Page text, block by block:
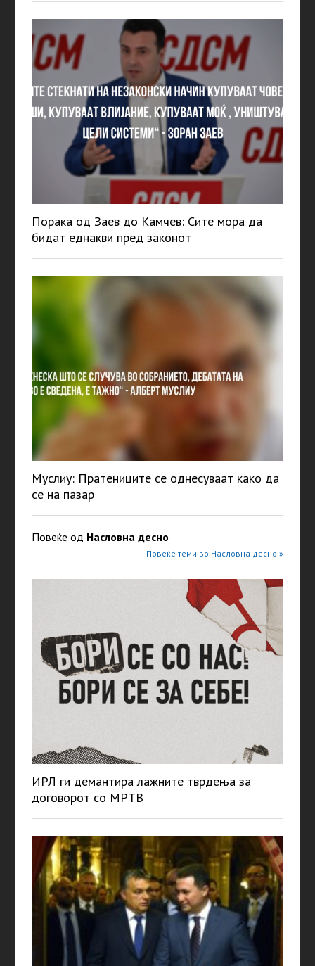
Порака од Заев до Камчев: Сите мора да
бидат еднакви пред законот
Муслиу: Пратениците се однесуваат како да
се на пазар
Повеќе од Насловна десно
Повеќе теми во Насловна десно »
ИРЛ ги демантира лажните тврдења за
договорот со МРТВ